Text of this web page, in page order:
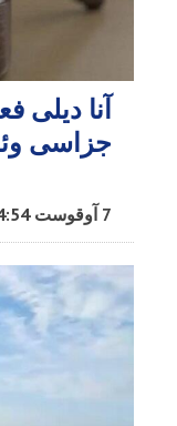
آنا دیلی
جزاسی
7 آوقوست 14:54